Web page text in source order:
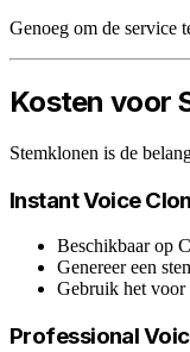
Genoeg om de service
Kosten voor
Stemklonen is de
Instant Voice
Beschikbaar op
Genereer een
Gebruik het voor
Professional